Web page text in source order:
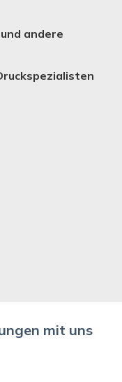
andere
mit uns